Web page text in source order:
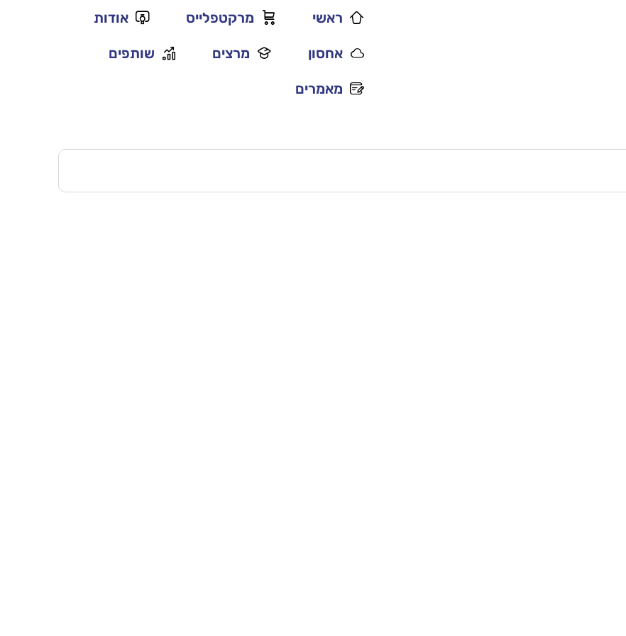
ראשי מרקטפלייס אודות
אחסון מרצים שותפים
מאמרים